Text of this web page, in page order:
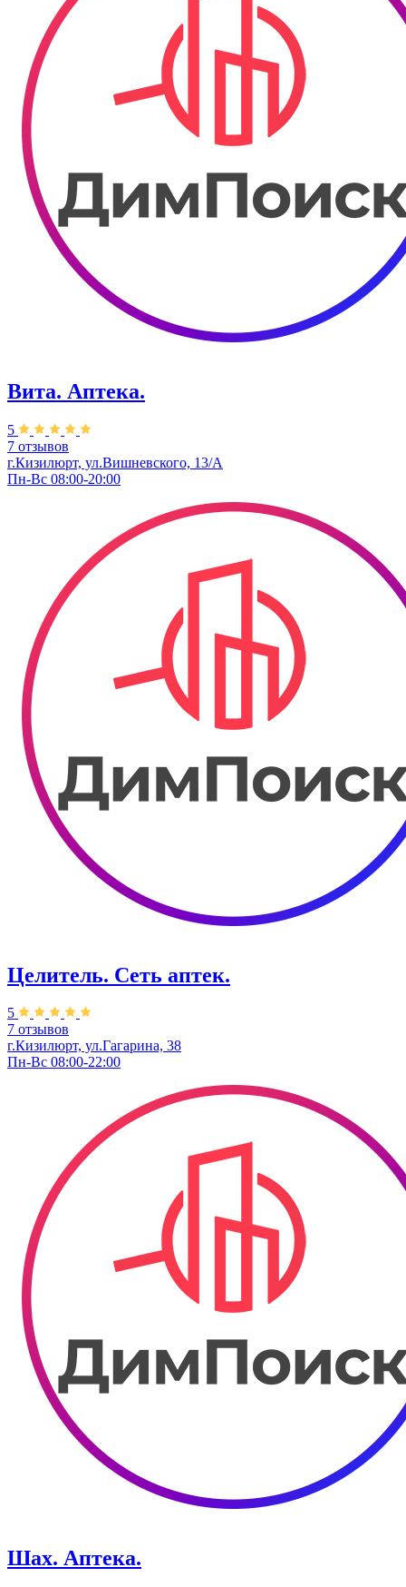
Вита. ​Аптека.
5
7 отзывов
г.Кизилюрт, ул.Вишневского, 13/А
Пн-Вс 08:00-20:00
Целитель. ​Сеть аптек.
5
7 отзывов
г.Кизилюрт, ​ул.Гагарина, 38
Пн-Вс 08:00-22:00
Шах. ​Аптека.